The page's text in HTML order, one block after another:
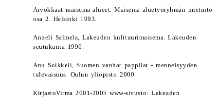
Arvokkaat maisema-alueet. Maisema-aluetyöryhmän mietintö
osa 2. Helsinki 1993.
Anneli Salmela, Lakeuden kulttuurimaisema. Lakeuden
seutukunta 1996.
Anu Soikkeli, Suomen vanhat pappilat - menneisyyden
tulevaisuus. Oulun yliopisto 2000.
KirjastoVirma 2001-2005 www-sivusto: Lakeuden